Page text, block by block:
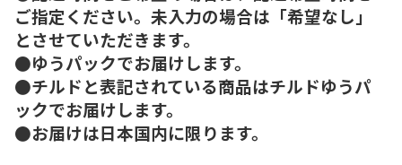
ご指定ください。未入力の場合は「希望なし」
とさせていただきます。
●ゆうパックでお届けします。
●チルドと表記されている商品はチルドゆうパ
ックでお届けします。
●お届けは日本国内に限ります。